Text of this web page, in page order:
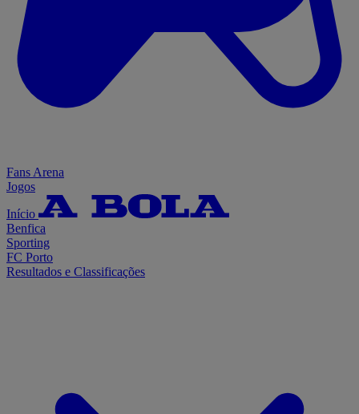
Fans Arena
Jogos
Início
Benfica
Sporting
FC Porto
Resultados e Classificações